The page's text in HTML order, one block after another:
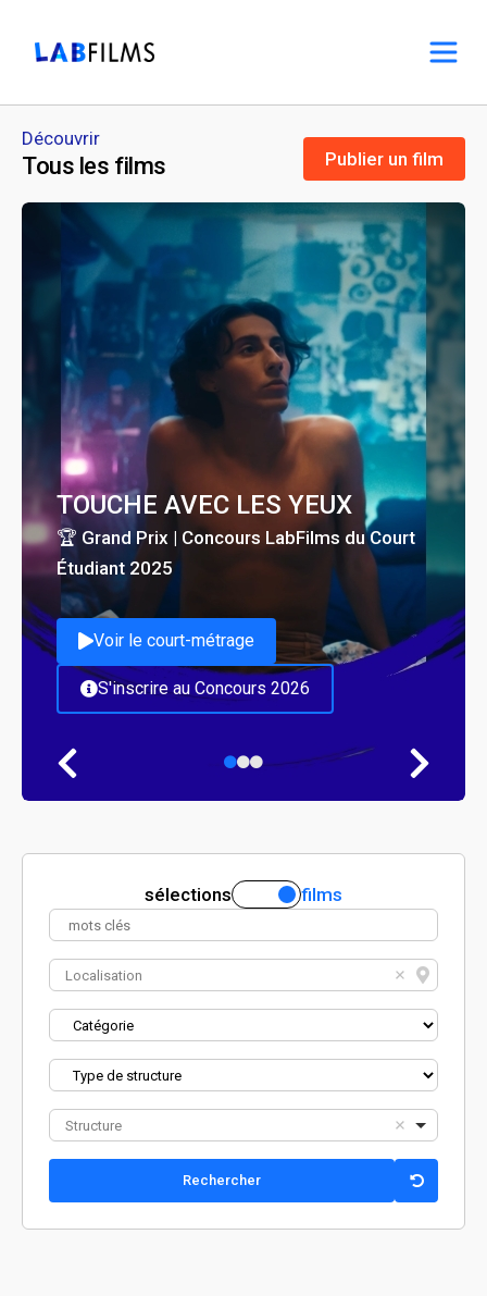
Découvrir
Tous les films Publier un film
TOUCHE AVEC LES YEUX
🏆 Grand Prix | Concours LabFilms du Court
Étudiant 2025
Voir le court-métrage
S'inscrire au Concours 2026
sélections films
Localisation
Structure